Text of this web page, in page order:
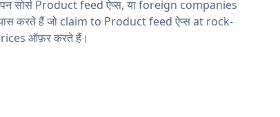
सोर्स Product feed ऐप्स, या foreign companies
करते हैं जो claim to Product feed ऐप्स at rock-
ऑफ़र करते हैं।